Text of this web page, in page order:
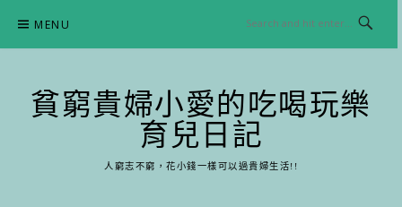
content
MENU
貧窮貴婦小愛的吃喝玩樂
育兒日記
人窮志不窮，花小錢一樣可以過貴婦生活!!